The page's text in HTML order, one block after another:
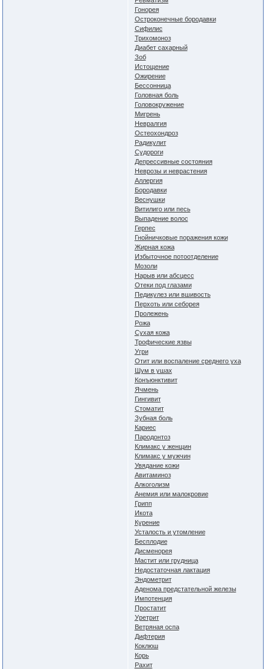
Гонорея
Остроконечные бородавки
Сифилис
Трихомоноз
Диабет сахарный
Зоб
Истощение
Ожирение
Бессонница
Головная боль
Головокружение
Мигрень
Невралгия
Остеохондроз
Радикулит
Судороги
Депрессивные состояния
Неврозы и неврастения
Аллергия
Бородавки
Веснушки
Витилиго или песь
Выпадение волос
Герпес
Гнойничковые поражения кожи
Жирная кожа
Избыточное потоотделение
Мозоли
Нарыв или абсцесс
Отеки под глазами
Педикулез или вшивость
Перхоть или себорея
Пролежень
Рожа
Сухая кожа
Трофические язвы
Угри
Отит или воспаление среднего уха
Шум в ушах
Конъюнктивит
Ячмень
Гингивит
Стоматит
Зубная боль
Кариес
Пародонтоз
Климакс у женщин
Климакс у мужчин
Увядание кожи
Авитаминоз
Алкоголизм
Анемия или малокровие
Грипп
Икота
Курение
Усталость и утомление
Бесплодие
Дисменорея
Мастит или грудница
Недостаточная лактация
Эндометрит
Аденома предстательной железы
Импотенция
Простатит
Уретрит
Ветряная оспа
Дифтерия
Коклюш
Корь
Рахит